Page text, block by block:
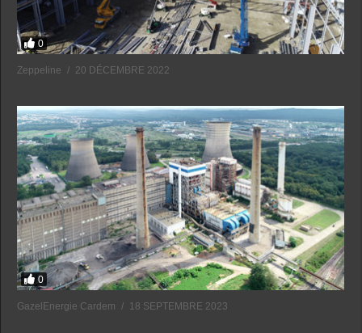
0
Zeppeline 20 DÉCEMBRE 2022
0
GazelEnergie Cardem 18 SEPTEMBRE 2023